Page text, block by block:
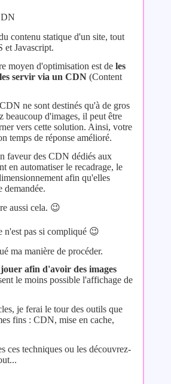
contenu statique d'un site, tout
et Javascript.
moyen d'optimisation est de les
les servir via un CDN (Content
ne sont destinés qu'à de gros
beaucoup d'images, il peut être
vers cette solution. Ainsi, votre
temps de réponse amélioré.
faveur des CDN dédiés aux
en automatiser le recadrage, le
afin qu'elles
demandée.
aussi cela. 😉​
n'est pas si compliqué 😉
ma manière de procéder.
afin d'avoir des images
le moins possible l'affichage de
je ferai le tour des outils que
fins : CDN, mise en cache,
ces techniques ou les découvrez-